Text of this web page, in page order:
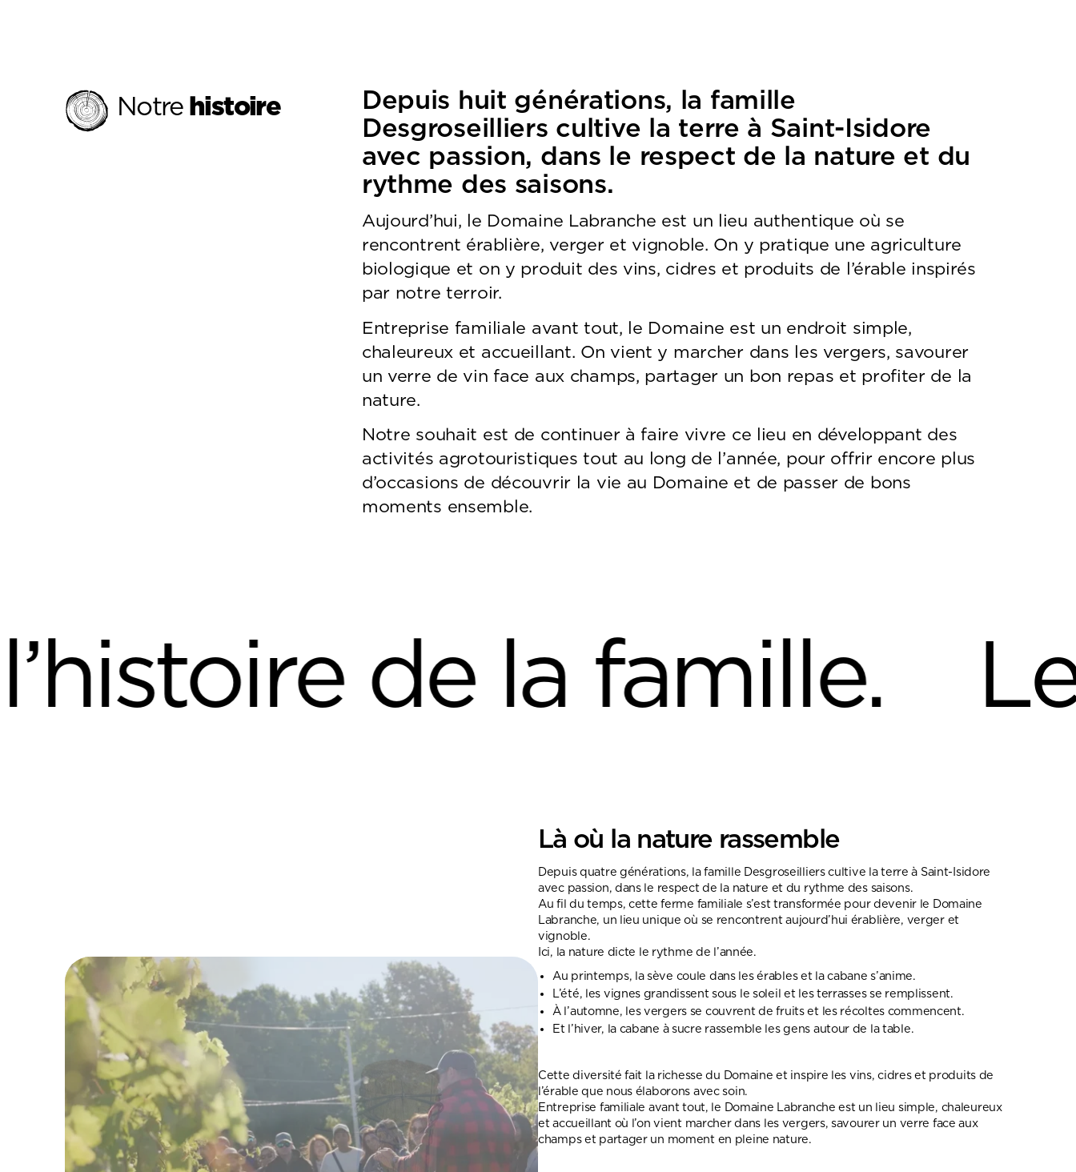
Notrehistoire
Depuis huit générations, la famille
Desgroseilliers cultive la terre à Saint-Isidore
avec passion, dans le respect de la nature et du
rythme des saisons.
Aujourd’hui, le Domaine Labranche est un lieu authentique où se
rencontrent érablière, verger et vignoble. On y pratique une agriculture
biologique et on y produit des vins, cidres et produits de l’érable inspirés
par notre terroir.
Entreprise familiale avant tout, le Domaine est un endroit simple,
chaleureux et accueillant. On vient y marcher dans les vergers, savourer
un verre de vin face aux champs, partager un bon repas et profiter de la
nature.
Notre souhait est de continuer à faire vivre ce lieu en développant des
activités agrotouristiques tout au long de l’année, pour offrir encore plus
d’occasions de découvrir la vie au Domaine et de passer de bons
moments ensemble.
de la famille. Le
Là où la nature rassemble
Depuis quatre générations, la famille Desgroseilliers cultive la terre à Saint-Isidore
avec passion, dans le respect de la nature et du rythme des saisons.
Au fil du temps, cette ferme familiale s’est transformée pour devenir le Domaine
Labranche, un lieu unique où se rencontrent aujourd’hui érablière, verger et
vignoble.
Ici, la nature dicte le rythme de l’année.
Au printemps, la sève coule dans les érables et la cabane s’anime.
L’été, les vignes grandissent sous le soleil et les terrasses se remplissent.
À l’automne, les vergers se couvrent de fruits et les récoltes commencent.
Et l’hiver, la cabane à sucre rassemble les gens autour de la table.
Cette diversité fait la richesse du Domaine et inspire les vins, cidres et produits de
l’érable que nous élaborons avec soin.
Entreprise familiale avant tout, le Domaine Labranche est un lieu simple, chaleureux
et accueillant où l’on vient marcher dans les vergers, savourer un verre face aux
champs et partager un moment en pleine nature.